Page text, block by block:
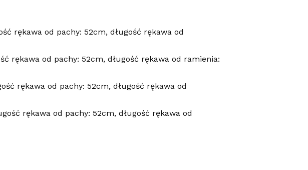
rękawa od pachy: 52cm, długość rękawa od
rękawa od pachy: 52cm, długość rękawa od ramienia:
rękawa od pachy: 52cm, długość rękawa od
rękawa od pachy: 52cm, długość rękawa od